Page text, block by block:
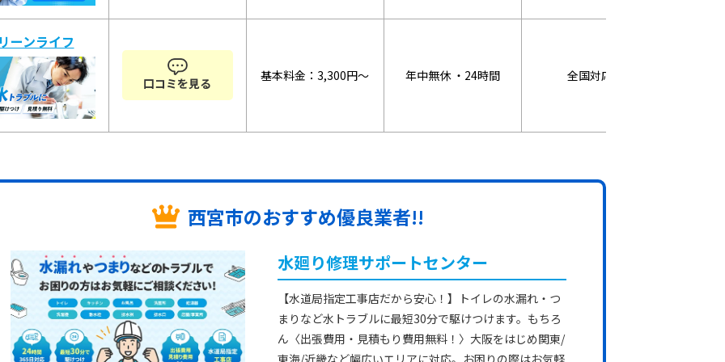
ーンライフ
口コミを見る
基本料金：3,300円～ 年中無休 ・24時間 全国対応
西宮市のおすすめ優良業者!!
水廻り修理サポートセンター
【水道局指定工事店だから安心！】トイレの水漏れ・つ
まりなど水トラブルに最短30分で駆けつけます。もちろ
ん〈出張費用・見積もり費用無料！〉大阪をはじめ関東/
東海/近畿など幅広いエリアに対応。お困りの際はお気軽